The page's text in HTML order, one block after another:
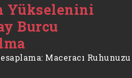
Yükselenini
Burcu
Maceracı Ruhunuzu